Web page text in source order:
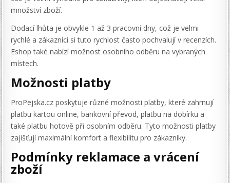
množství zboží.
Dodací lhůta je obvykle 1 až 3 pracovní dny, což je velmi
rychlé a zákazníci si tuto rychlost často pochvalují v recenzích.
Eshop také nabízí možnost osobního odběru na vybraných
místech.
Možnosti platby
ProPejska.cz poskytuje různé možnosti platby, které zahrnují
platbu kartou online, bankovní převod, platbu na dobírku a
také platbu hotově při osobním odběru. Tyto možnosti platby
zajišťují maximální komfort a flexibilitu pro zákazníky.
Podmínky reklamace a vrácení
zboží